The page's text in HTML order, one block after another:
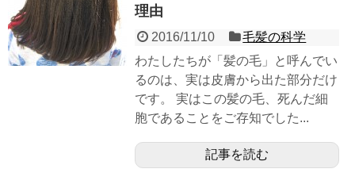
理由
2016/11/10
毛髪の科学
わたしたちが「髪の毛」と呼んでい
るのは、実は皮膚から出た部分だけ
です。 実はこの髪の毛、死んだ細
胞であることをご存知でした...
記事を読む